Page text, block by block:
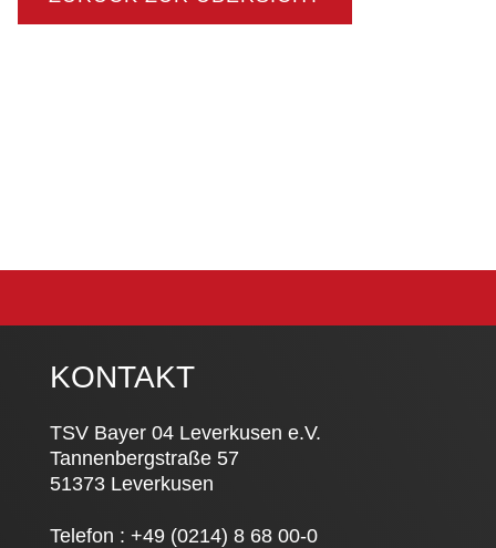
KONTAKT
TSV Bayer 04 Leverkusen e.V.
Tannenbergstraße 57
51373 Leverkusen
Telefon : +49 (0214) 8 68 00-0